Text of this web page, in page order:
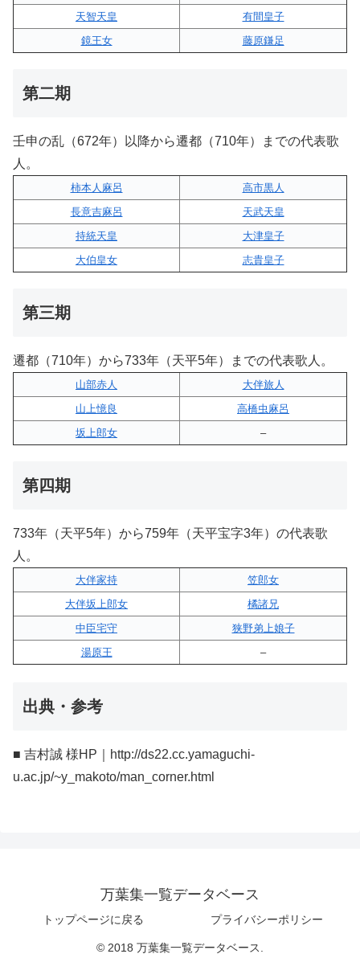
天智天皇
有間皇子
鏡王女
藤原鎌足
第二期
壬申の乱（672年）以降から遷都（710年）までの代表歌
人。
柿本人麻呂
高市黒人
長意吉麻呂
天武天皇
持統天皇
大津皇子
大伯皇女
志貴皇子
第三期
遷都（710年）から733年（天平5年）までの代表歌人。
山部赤人
大伴旅人
山上憶良
高橋虫麻呂
坂上郎女
–
第四期
733年（天平5年）から759年（天平宝字3年）の代表歌
人。
大伴家持
笠郎女
大伴坂上郎女
橘諸兄
中臣宅守
狭野弟上娘子
湯原王
–
出典・参考
■ 吉村誠 様HP｜http://ds22.cc.yamaguchi-
u.ac.jp/~y_makoto/man_corner.html
万葉集一覧データベース
トップページに戻る プライバシーポリシー
© 2018 万葉集一覧データベース.